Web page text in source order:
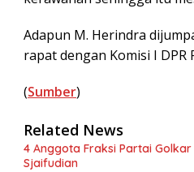
Adapun M. Herindra
rapat dengan Komisi I
(Sumber)
Related News
4 Anggota Fraksi Partai
Sjaifudian